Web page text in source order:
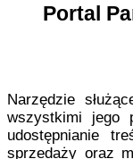
Portal
Narzędzie
wszystkimi jego
udostępnianie
sprzedaży oraz